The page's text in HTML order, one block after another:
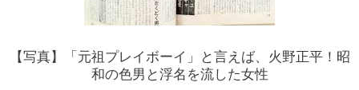
【写真】「元祖プレイボーイ」と言えば、火野正平！昭
和の色男と浮名を流した女性